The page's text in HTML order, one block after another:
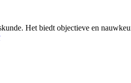
Het biedt objectieve en